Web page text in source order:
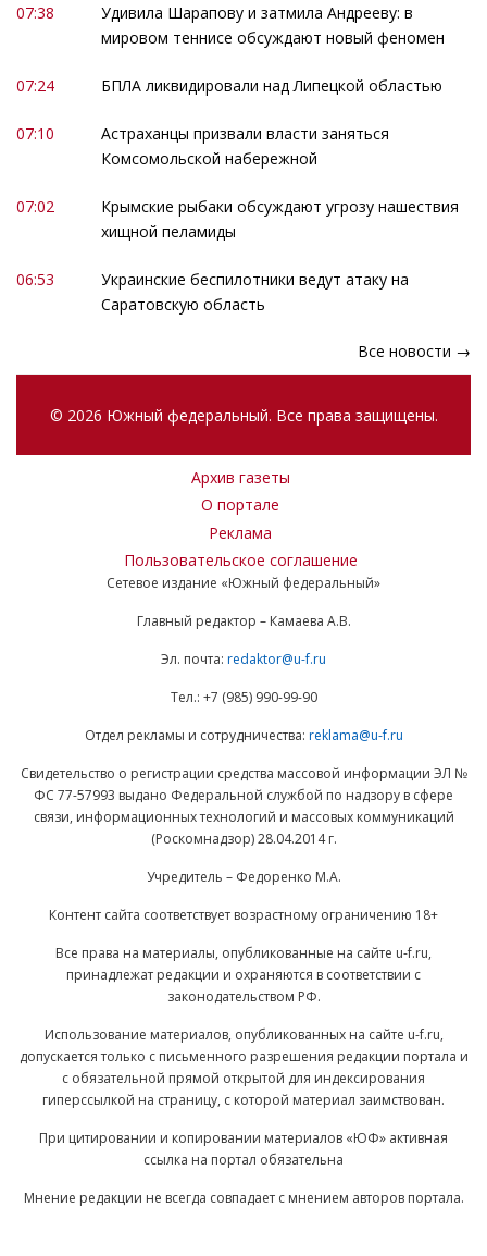
07:38
Удивила Шарапову и затмила Андрееву: в
мировом теннисе обсуждают новый феномен
07:24 БПЛА ликвидировали над Липецкой областью
07:10
Астраханцы призвали власти заняться
Комсомольской набережной
07:02
Крымские рыбаки обсуждают угрозу нашествия
хищной пеламиды
06:53
Украинские беспилотники ведут атаку на
Саратовскую область
Все новости →
© 2026 Южный федеральный. Все права защищены.
Архив газеты
О портале
Реклама
Пользовательское соглашение
Сетевое издание «Южный федеральный»
Главный редактор – Камаева А.В.
Эл. почта: redaktor@u-f.ru
Тел.: +7 (985) 990-99-90
Отдел рекламы и сотрудничества: reklama@u-f.ru
Свидетельство о регистрации средства массовой информации ЭЛ №
ФС 77-57993 выдано Федеральной службой по надзору в сфере
связи, информационных технологий и массовых коммуникаций
(Роскомнадзор) 28.04.2014 г.
Учредитель – Федоренко М.А.
Контент сайта соответствует возрастному ограничению 18+
Все права на материалы, опубликованные на сайте u-f.ru,
принадлежат редакции и охраняются в соответствии с
законодательством РФ.
Использование материалов, опубликованных на сайте u-f.ru,
допускается только с письменного разрешения редакции портала и
с обязательной прямой открытой для индексирования
гиперссылкой на страницу, с которой материал заимствован.
При цитировании и копировании материалов «ЮФ» активная
ссылка на портал обязательна
Мнение редакции не всегда совпадает с мнением авторов портала.